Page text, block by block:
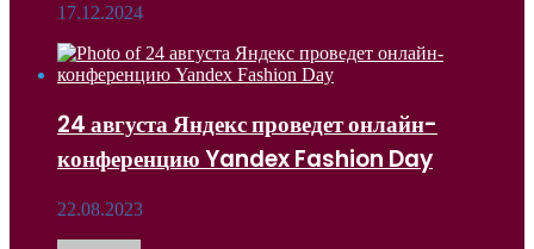
17.12.2024
24 августа Яндекс проведет онлайн-
конференцию Yandex Fashion Day
22.08.2023